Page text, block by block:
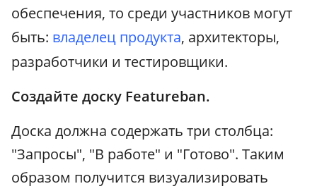
обеспечения, то среди участников могут
быть: владелец продукта, архитекторы,
разработчики и тестировщики.
Создайте доску Featureban.
Доска должна содержать три столбца:
"Запросы", "В работе" и "Готово". Таким
образом получится визуализировать